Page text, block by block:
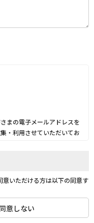
まの電子メールアドレスを
・利用させていただいてお
お客さま情報」といいま
の責務を果たすために、次
に関する法律その他の関係
宜取扱いの改善に努めま
にし、従業者に周知徹底し
いただける方は以下の同意す
同意しない